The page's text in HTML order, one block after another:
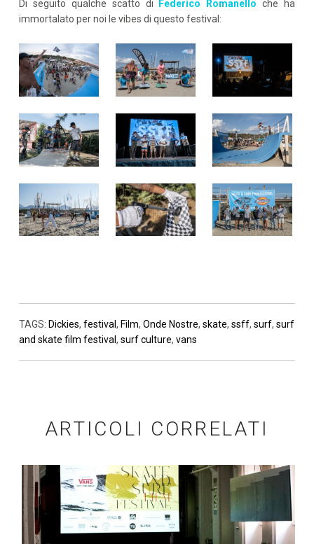
Di seguito qualche scatto di Federico Romanello che ha
immortalato per noi le vibes di questo festival:
TAGS: Dickies, festival, Film, Onde Nostre, skate, ssff, surf, surf
and skate film festival, surf culture, vans
ARTICOLI CORRELATI